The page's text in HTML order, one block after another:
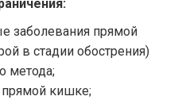
заболевания прямой
в стадии обострения)
метода;
прямой кишке;